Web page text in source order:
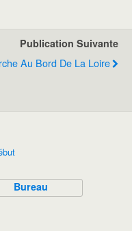
Publication Suivante
Au Bord De La Loire
Bureau